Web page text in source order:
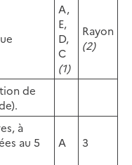
A,
E,
D,
C
(1)
Rayon
(2)
de
à
au 5
A 3